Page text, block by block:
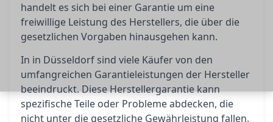
handelt es sich bei einer Garantie um eine
freiwillige Leistung des Herstellers, die über die
gesetzlichen Vorgaben hinausgehen kann.
In in Düsseldorf sind viele Käufer von den
umfangreichen Garantieleistungen der Hersteller
beeindruckt. Diese Herstellergarantie kann
spezifische Teile oder Probleme abdecken, die
nicht unter die gesetzliche Gewährleistung fallen.